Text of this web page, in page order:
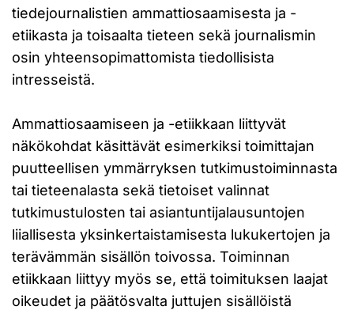
tiedejournalistien ammattiosaamisesta ja -
etiikasta ja toisaalta tieteen sekä journalismin
osin yhteensopimattomista tiedollisista
intresseistä.
Ammattiosaamiseen ja -etiikkaan liittyvät
näkökohdat käsittävät esimerkiksi toimittajan
puutteellisen ymmärryksen tutkimustoiminnasta
tai tieteenalasta sekä tietoiset valinnat
tutkimustulosten tai asiantuntijalausuntojen
liiallisesta yksinkertaistamisesta lukukertojen ja
terävämmän sisällön toivossa. Toiminnan
etiikkaan liittyy myös se, että toimituksen laajat
oikeudet ja päätösvalta juttujen sisällöistä